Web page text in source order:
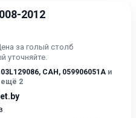
2012
за голый столб
уточняйте.
03L129086, CAH , 059906051A и
ещё 2